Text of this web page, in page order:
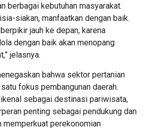
berbagai kebutuhan masyarakat.
siakan, manfaatkan dengan baik.
jauh ke depan, karena
dengan baik akan menopang
jelasnya.
bahwa sektor pertanian
fokus pembangunan daerah.
sebagai destinasi pariwisata,
penting sebagai pendukung dan
memperkuat perekonomian